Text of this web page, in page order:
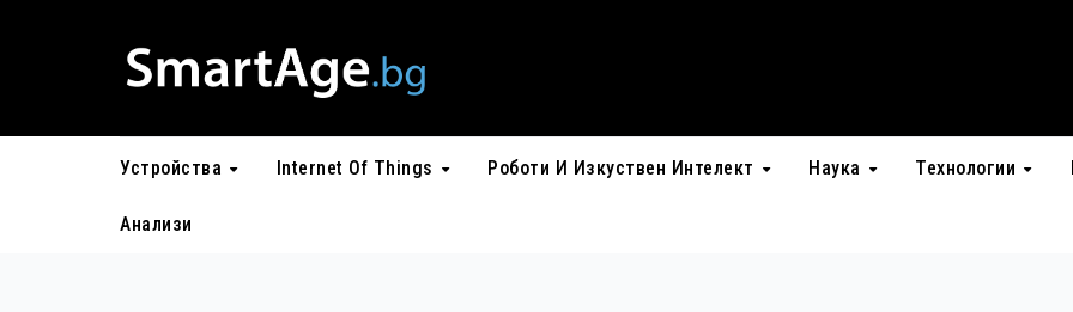
Устройства Internet Of Things Роботи И Изкуствен Интелект Наука Технологии
Анализи